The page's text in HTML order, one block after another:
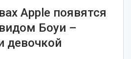
Apple появятся
Боуи –
девочкой